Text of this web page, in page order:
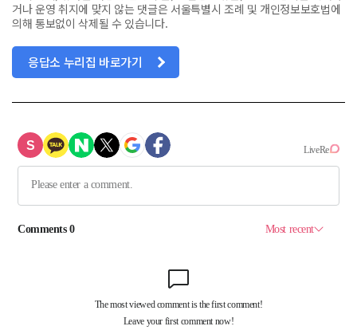
거나 운영 취지에 맞지 않는 댓글은 서울특별시 조례 및 개인정보보호법에
의해 통보없이 삭제될 수 있습니다.
응답소 누리집 바로가기